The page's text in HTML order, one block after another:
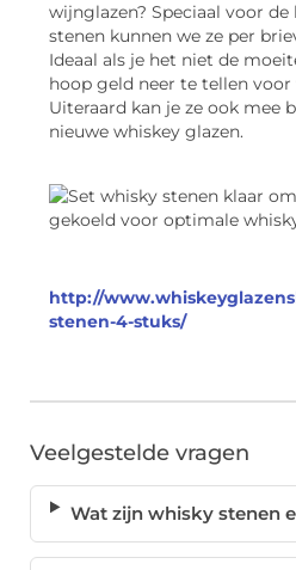
wijnglazen? Speciaal voor
stenen kunnen we ze per
Ideaal als je het niet de
hoop geld neer te tellen voor
Uiteraard kan je ze ook mee
nieuwe whiskey glazen.
http://
stenen-4-stuks/
Veelgestelde vragen
Wat zijn whisky stenen